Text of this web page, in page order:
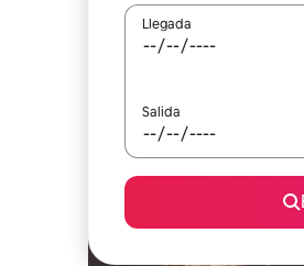
Llegada
Salida